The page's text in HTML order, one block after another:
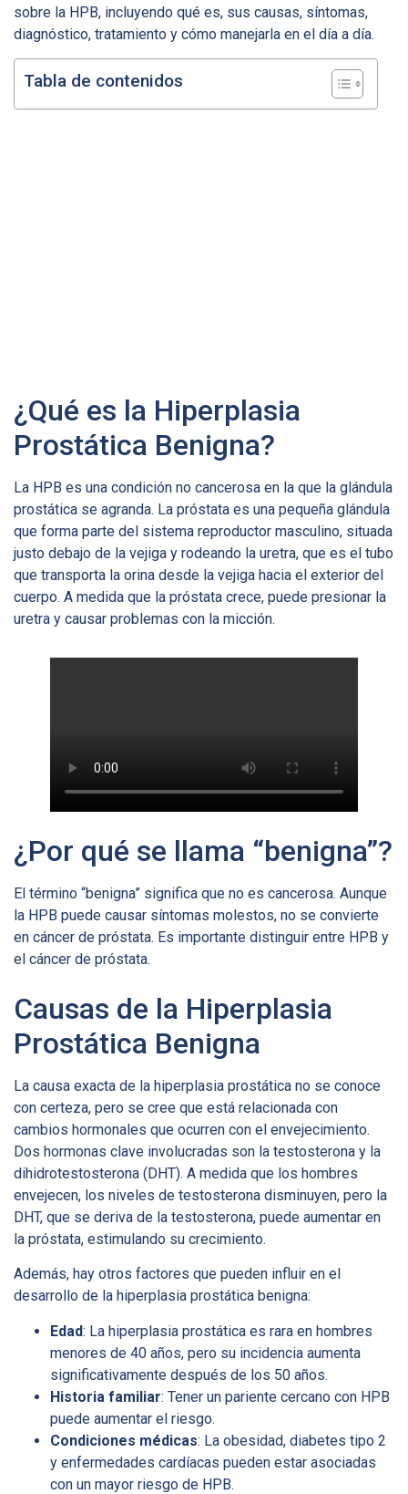
sobre la HPB, incluyendo qué es, sus causas, síntomas,
diagnóstico, tratamiento y cómo manejarla en el día a día.
Tabla de contenidos
¿Qué es la Hiperplasia
Prostática Benigna?
La HPB es una condición no cancerosa en la que la glándula
prostática se agranda. La próstata es una pequeña glándula
que forma parte del sistema reproductor masculino, situada
justo debajo de la vejiga y rodeando la uretra, que es el tubo
que transporta la orina desde la vejiga hacia el exterior del
cuerpo. A medida que la próstata crece, puede presionar la
uretra y causar problemas con la micción.
¿Por qué se llama “benigna”?
El término “benigna” significa que no es cancerosa. Aunque
la HPB puede causar síntomas molestos, no se convierte
en cáncer de próstata. Es importante distinguir entre HPB y
el cáncer de próstata.
Causas de la Hiperplasia
Prostática Benigna
La causa exacta de la hiperplasia prostática no se conoce
con certeza, pero se cree que está relacionada con
cambios hormonales que ocurren con el envejecimiento.
Dos hormonas clave involucradas son la testosterona y la
dihidrotestosterona (DHT). A medida que los hombres
envejecen, los niveles de testosterona disminuyen, pero la
DHT, que se deriva de la testosterona, puede aumentar en
la próstata, estimulando su crecimiento.
Además, hay otros factores que pueden influir en el
desarrollo de la hiperplasia prostática benigna:
Edad: La hiperplasia prostática es rara en hombres
menores de 40 años, pero su incidencia aumenta
significativamente después de los 50 años.
Historia familiar: Tener un pariente cercano con HPB
puede aumentar el riesgo.
Condiciones médicas: La obesidad, diabetes tipo 2
y enfermedades cardíacas pueden estar asociadas
con un mayor riesgo de HPB.